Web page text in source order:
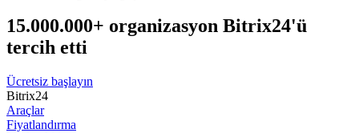
15.000.000+ organizasyon Bitrix24'ü
tercih etti
Ücretsiz başlayın
Bitrix24
Araçlar
Fiyatlandırma